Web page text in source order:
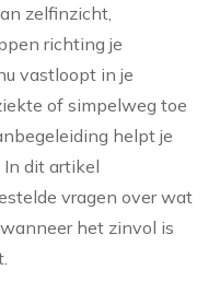
zelfinzicht,
richting je
vastloopt in je
of simpelweg toe
helpt je
In dit artikel
vragen over wat
het zinvol is